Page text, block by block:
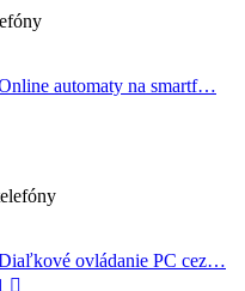
automaty na smartf…
ovládanie PC cez…